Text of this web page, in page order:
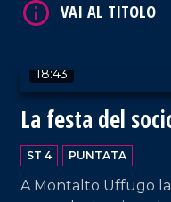
18:43
La festa del
ST 4 PUNTATA
A Montalto Uffugo la
VAI AL TITOLO